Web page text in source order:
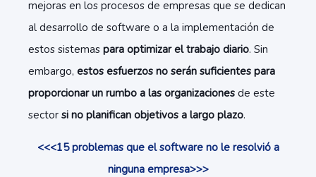
mejoras en los procesos de empresas que se dedican
al desarrollo de software o a la implementación de
estos sistemas para optimizar el trabajo diario. Sin
embargo, estos esfuerzos no serán suficientes para
proporcionar un rumbo a las organizaciones de este
sector si no planifican objetivos a largo plazo.
<<<15 problemas que el software no le resolvió a
ninguna empresa>>>